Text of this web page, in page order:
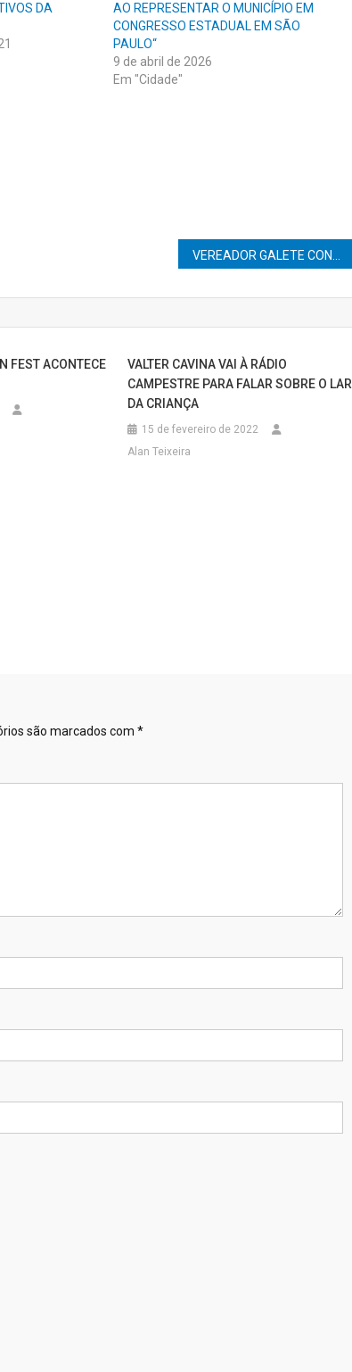
DA
AO REPRESENTAR O MUNICÍPIO EM
CONGRESSO ESTADUAL EM SÃO
PAULO“
9 de abril de 2026
Em "Cidade"
FEST ACONTECE
VALTER CAVINA VAI À RÁDIO
CAMPESTRE PARA FALAR SOBRE O LAR
DA CRIANÇA
15 de fevereiro de 2022
Alan Teixeira
são marcados com *